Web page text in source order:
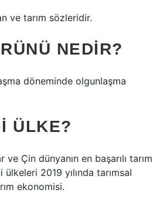
ve tarım sözleridir.
NEDIR?
döneminde olgunlaşma
ÜLKE?
Çin dünyanın en başarılı tarım
2019 yılında tarımsal
ekonomisi.